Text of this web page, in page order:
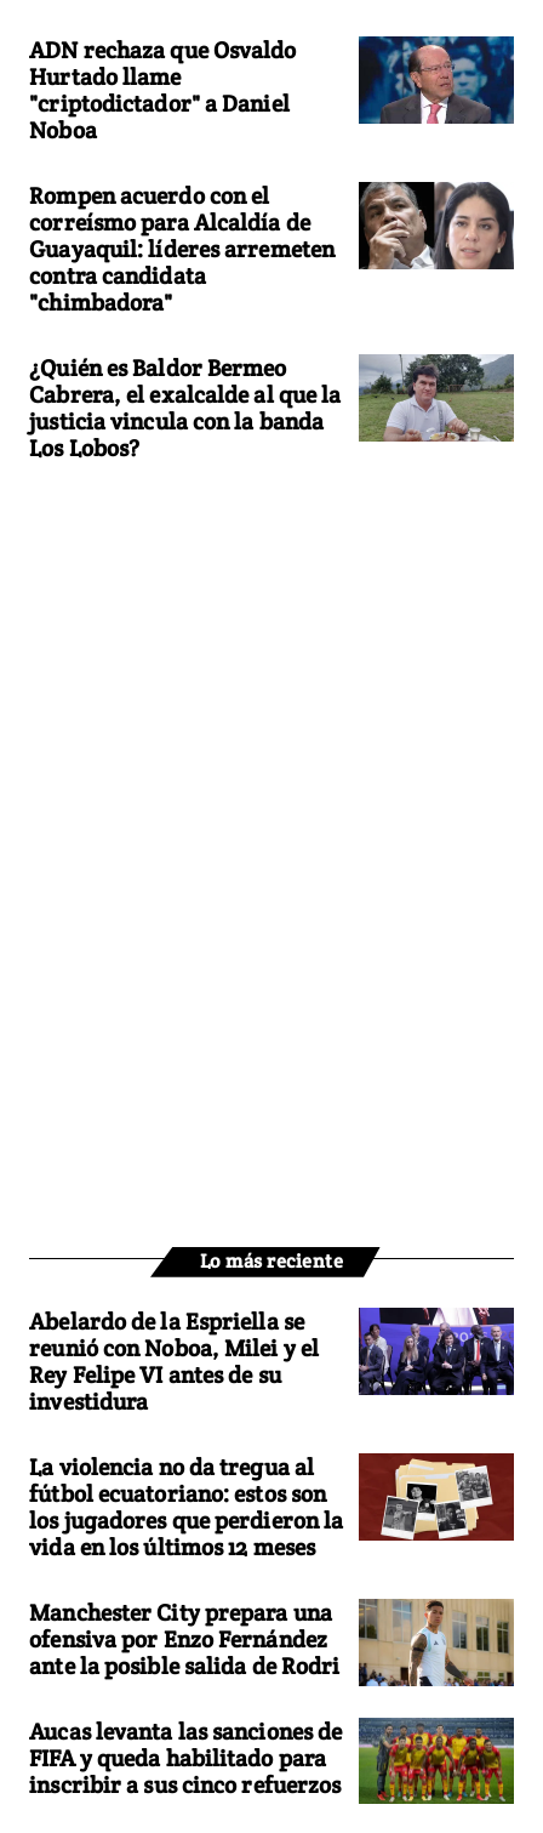
ADN rechaza que Osvaldo
Hurtado llame
"criptodictador" a Daniel
Noboa
Rompen acuerdo con el
correísmo para Alcaldía de
Guayaquil: líderes arremeten
contra candidata
"chimbadora"
¿Quién es Baldor Bermeo
Cabrera, el exalcalde al que la
justicia vincula con la banda
Los Lobos?
Lo más reciente
Abelardo de la Espriella se
reunió con Noboa, Milei y el
Rey Felipe VI antes de su
investidura
La violencia no da tregua al
fútbol ecuatoriano: estos son
los jugadores que perdieron la
vida en los últimos 12 meses
Manchester City prepara una
ofensiva por Enzo Fernández
ante la posible salida de Rodri
Aucas levanta las sanciones de
FIFA y queda habilitado para
inscribir a sus cinco refuerzos